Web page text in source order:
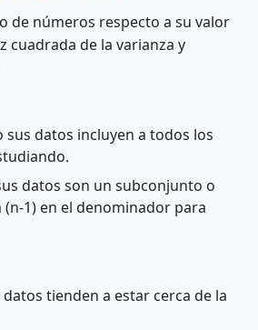
de números respecto a su valor
cuadrada de la varianza y
sus datos incluyen a todos los
datos son un subconjunto o
1) en el denominador para
tienden a estar cerca de la